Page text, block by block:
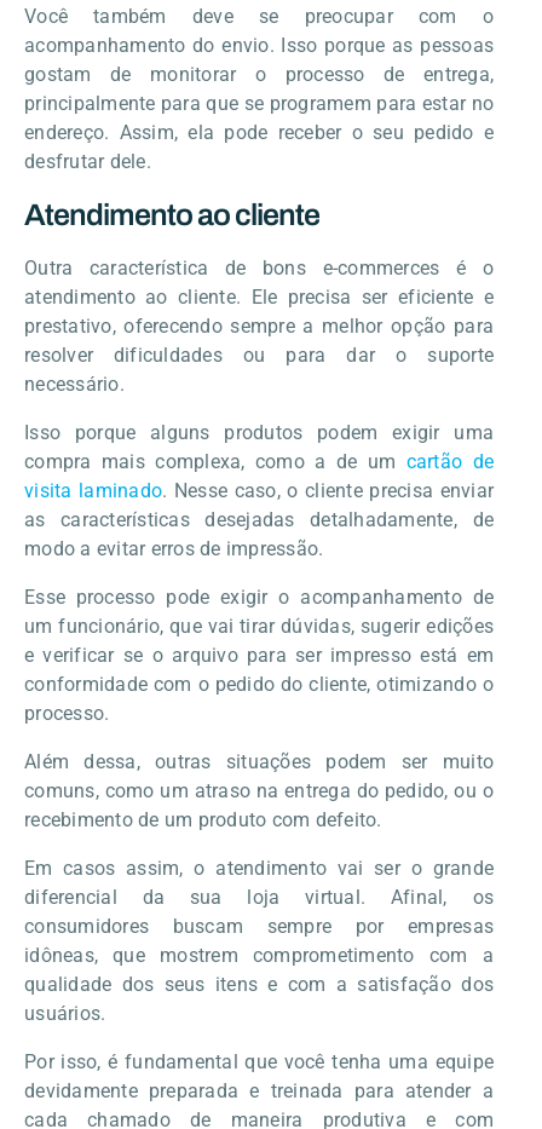
Você também deve se preocupar com o
acompanhamento do envio. Isso porque as pessoas
gostam de monitorar o processo de entrega,
principalmente para que se programem para estar no
endereço. Assim, ela pode receber o seu pedido e
desfrutar dele.
Atendimento ao cliente
Outra característica de bons e-commerces é o
atendimento ao cliente. Ele precisa ser eficiente e
prestativo, oferecendo sempre a melhor opção para
resolver dificuldades ou para dar o suporte
necessário.
Isso porque alguns produtos podem exigir uma
compra mais complexa, como a de um cartão de
visita laminado. Nesse caso, o cliente precisa enviar
as características desejadas detalhadamente, de
modo a evitar erros de impressão.
Esse processo pode exigir o acompanhamento de
um funcionário, que vai tirar dúvidas, sugerir edições
e verificar se o arquivo para ser impresso está em
conformidade com o pedido do cliente, otimizando o
processo.
Além dessa, outras situações podem ser muito
comuns, como um atraso na entrega do pedido, ou o
recebimento de um produto com defeito.
Em casos assim, o atendimento vai ser o grande
diferencial da sua loja virtual. Afinal, os
consumidores buscam sempre por empresas
idôneas, que mostrem comprometimento com a
qualidade dos seus itens e com a satisfação dos
usuários.
Por isso, é fundamental que você tenha uma equipe
devidamente preparada e treinada para atender a
cada chamado de maneira produtiva e com